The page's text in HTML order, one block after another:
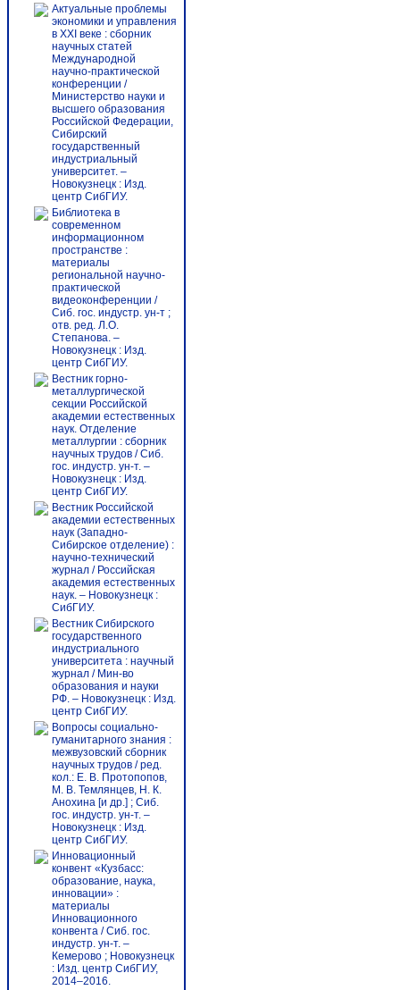
Актуальные проблемы
экономики и управления
в XXI веке : сборник
научных статей
Международной
научно-практической
конференции /
Министерство науки и
высшего образования
Российской Федерации,
Сибирский
государственный
индустриальный
университет. –
Новокузнецк : Изд.
центр СибГИУ.
Библиотека в
современном
информационном
пространстве :
материалы
региональной научно-
практической
видеоконференции /
Сиб. гос. индустр. ун-т ;
отв. ред. Л.О.
Степанова. –
Новокузнецк : Изд.
центр СибГИУ.
Вестник горно-
металлургической
секции Российской
академии естественных
наук. Отделение
металлургии : сборник
научных трудов / Сиб.
гос. индустр. ун-т. –
Новокузнецк : Изд.
центр СибГИУ.
Вестник Российской
академии естественных
наук (Западно-
Сибирское отделение) :
научно-технический
журнал / Российская
академия естественных
наук. – Новокузнецк :
СибГИУ.
Вестник Сибирского
государственного
индустриального
университета : научный
журнал / Мин-во
образования и науки
РФ. – Новокузнецк : Изд.
центр СибГИУ.
Вопросы социально-
гуманитарного знания :
межвузовский сборник
научных трудов / ред.
кол.: Е. В. Протопопов,
М. В. Темлянцев, Н. К.
Анохина [и др.] ; Сиб.
гос. индустр. ун-т. –
Новокузнецк : Изд.
центр СибГИУ.
Инновационный
конвент «Кузбасс:
образование, наука,
инновации» :
материалы
Инновационного
конвента / Сиб. гос.
индустр. ун-т. –
Кемерово ; Новокузнецк
: Изд. центр СибГИУ,
2014–2016.